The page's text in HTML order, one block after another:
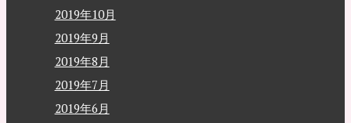
2019年10月
2019年9月
2019年8月
2019年7月
2019年6月